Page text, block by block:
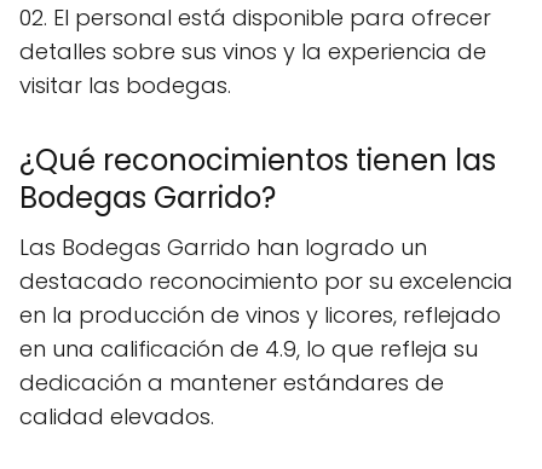
02. El personal está disponible para ofrecer
detalles sobre sus vinos y la experiencia de
visitar las bodegas.
¿Qué reconocimientos tienen las
Bodegas Garrido?
Las Bodegas Garrido han logrado un
destacado reconocimiento por su excelencia
en la producción de vinos y licores, reflejado
en una calificación de 4.9, lo que refleja su
dedicación a mantener estándares de
calidad elevados.